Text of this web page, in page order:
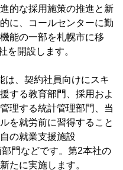
的な採用施策の推進と新
に、コールセンターに勤
能の一部を札幌市に移
を開設します。
、契約社員向けにスキ
する教育部門、採用およ
理する統計管理部門、当
を就労前に習得すること
の就業支援施設
門などです。第2本社の
たに実施します。